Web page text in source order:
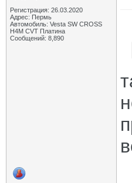
Регистрация: 26.03.2020
Адрес: Пермь
Автомобиль: Vesta SW CROSS
H4M CVT Платина
Сообщений: 8,890